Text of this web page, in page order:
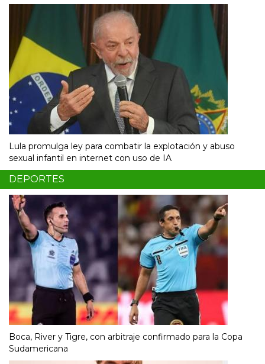
Lula promulga ley para combatir la explotación y abuso
sexual infantil en internet con uso de IA
DEPORTES
Boca, River y Tigre, con arbitraje confirmado para la Copa
Sudamericana